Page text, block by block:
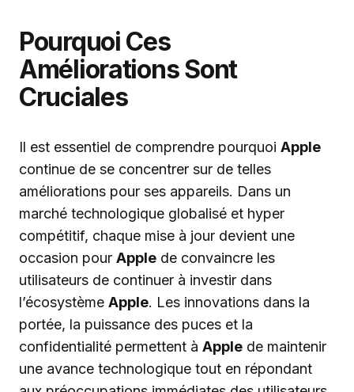
Pourquoi Ces
Améliorations Sont
Cruciales
Il est essentiel de comprendre pourquoi Apple
continue de se concentrer sur de telles
améliorations pour ses appareils. Dans un
marché technologique globalisé et hyper
compétitif, chaque mise à jour devient une
occasion pour Apple de convaincre les
utilisateurs de continuer à investir dans
l’écosystème Apple. Les innovations dans la
portée, la puissance des puces et la
confidentialité permettent à Apple de maintenir
une avance technologique tout en répondant